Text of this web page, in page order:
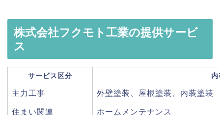
株式会社フクモト工業の提供サービ
ス
サービス区分
主力工事 外壁塗装、屋根塗装、内装塗装
住まい関連 ホームメンテナンス